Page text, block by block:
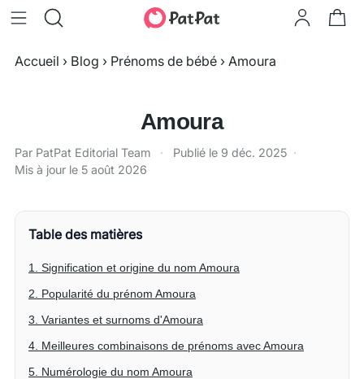
Accueil › Blog › Prénoms de bébé › Amoura
Amoura
Par PatPat Editorial Team · Publié le 9 déc. 2025 ·
Mis à jour le 5 août 2026
Table des matières
1. Signification et origine du nom Amoura
2. Popularité du prénom Amoura
3. Variantes et surnoms d'Amoura
4. Meilleures combinaisons de prénoms avec Amoura
5. Numérologie du nom Amoura